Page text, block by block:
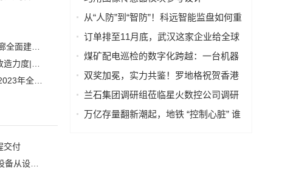
白鹤滩水电站全部机组投产发电 世界最大清洁能源走廊全面建成|将为建设新型能源体系、保障国家能源安全、实现“双碳”目标提供有力支撑
自动化科技将在乡村振兴工作中大有作为|《关于做好2023年全面推进乡村振兴重点工作的意见》发布 (1)
交付
巧用图像传感器模块参考设计（PRISM），简化成像设备从设计到制造的全流程
（PRISM），简化成像设备从设计到制
从“人防”到“智防”！科远智能监盘如何重
塑火电运行新范式
订单排至11月底，武汉这家企业给全球
40多国电力设备做“CT”
煤矿配电巡检的数字化跨越：一台机器
人如何改变“抄表”这件小事
双奖加冕，实力共鉴！罗地格祝贺香港
国际机场2026持续斩获行业大奖
兰石集团调研组莅临星火数控公司调研
指导数智化转型工作
万亿存量翻新潮起，地铁 “控制心脏” 谁